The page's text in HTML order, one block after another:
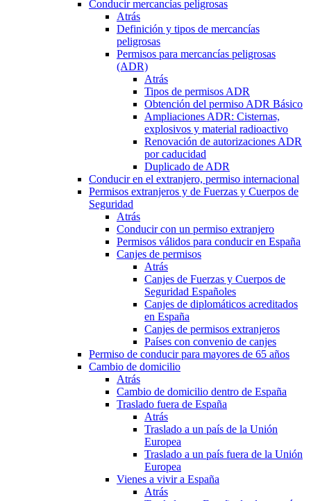
Conducir mercancías peligrosas
Atrás
Definición y tipos de mercancías
peligrosas
Permisos para mercancías peligrosas
(ADR)
Atrás
Tipos de permisos ADR
Obtención del permiso ADR Básico
Ampliaciones ADR: Cisternas,
explosivos y material radioactivo
Renovación de autorizaciones ADR
por caducidad
Duplicado de ADR
Conducir en el extranjero, permiso internacional
Permisos extranjeros y de Fuerzas y Cuerpos de
Seguridad
Atrás
Conducir con un permiso extranjero
Permisos válidos para conducir en España
Canjes de permisos
Atrás
Canjes de Fuerzas y Cuerpos de
Seguridad Españoles
Canjes de diplomáticos acreditados
en España
Canjes de permisos extranjeros
Países con convenio de canjes
Permiso de conducir para mayores de 65 años
Cambio de domicilio
Atrás
Cambio de domicilio dentro de España
Traslado fuera de España
Atrás
Traslado a un país de la Unión
Europea
Traslado a un país fuera de la Unión
Europea
Vienes a vivir a España
Atrás